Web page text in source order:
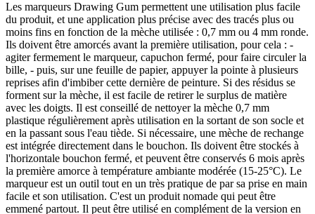
Les marqueurs Drawing Gum permettent une utilisation plus facile
du produit, et une application plus précise avec des tracés plus ou
moins fins en fonction de la mèche utilisée : 0,7 mm ou 4 mm ronde.
Ils doivent être amorcés avant la première utilisation, pour cela : -
agiter fermement le marqueur, capuchon fermé, pour faire circuler la
bille, - puis, sur une feuille de papier, appuyer la pointe à plusieurs
reprises afin d'imbiber cette dernière de peinture. Si des résidus se
forment sur la mèche, il est facile de retirer le surplus de matière
avec les doigts. Il est conseillé de nettoyer la mèche 0,7 mm
plastique régulièrement après utilisation en la sortant de son socle et
en la passant sous l'eau tiède. Si nécessaire, une mèche de rechange
est intégrée directement dans le bouchon. Ils doivent être stockés à
l'horizontale bouchon fermé, et peuvent être conservés 6 mois après
la première amorce à température ambiante modérée (15-25°C). Le
marqueur est un outil tout en un très pratique de par sa prise en main
facile et son utilisation. C'est un produit nomade qui peut être
emmené partout. Il peut être utilisé en complément de la version en